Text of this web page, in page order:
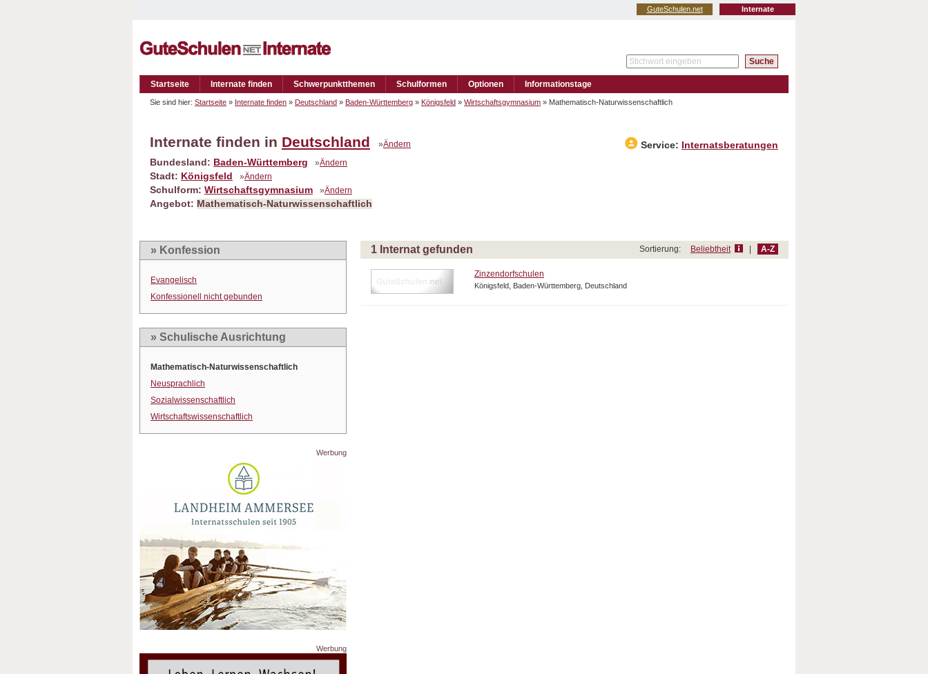
Internate
GuteSchulen.net
Startseite Internate finden Schwerpunktthemen Schulformen Optionen Informationstage
Sie sind hier: Startseite » Internate finden » Deutschland » Baden-Württemberg » Königsfeld » Wirtschaftsgymnasium » Mathematisch-Naturwissenschaftlich
Internate finden in Deutschland »Ändern Service:
Internatsberatungen
Bundesland: Baden-Württemberg »Ändern
Stadt: Königsfeld »Ändern
Schulform: Wirtschaftsgymnasium »Ändern
Angebot: Mathematisch-Naturwissenschaftlich
» Konfession
Evangelisch
Konfessionell nicht gebunden
» Schulische Ausrichtung
Mathematisch-Naturwissenschaftlich
Neusprachlich
Sozialwissenschaftlich
Wirtschaftswissenschaftlich
Werbung
Werbung
1 Internat gefunden Sortierung: Beliebtheit A-Z
Zinzendorfschulen
Königsfeld, Baden-Württemberg, Deutschland